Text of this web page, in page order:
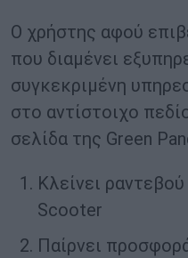
Ο χρήστης αφού
που διαμένει
συγκεκριμένη
στο αντίστοιχο
σελίδα της Green
Κλείνει
Scooter
Παίρνει